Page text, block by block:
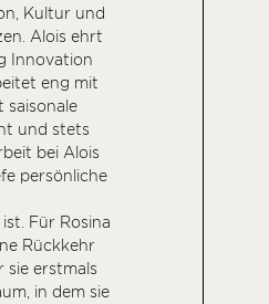
Kultur und
Alois ehrt
Innovation
eng mit
saisonale
und stets
bei Alois
persönliche
Für Rosina
Rückkehr
sie erstmals
in dem sie